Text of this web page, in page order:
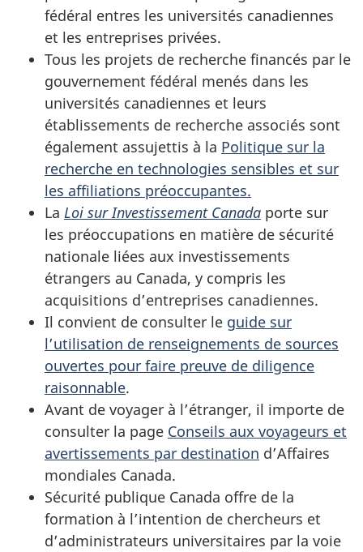
fédéral entres les universités canadiennes
et les entreprises privées.
Tous les projets de recherche financés par le
gouvernement fédéral menés dans les
universités canadiennes et leurs
établissements de recherche associés sont
également assujettis à la Politique sur la
recherche en technologies sensibles et sur
les affiliations préoccupantes.
La Loi sur Investissement Canada porte sur
les préoccupations en matière de sécurité
nationale liées aux investissements
étrangers au Canada, y compris les
acquisitions d’entreprises canadiennes.
Il convient de consulter le guide sur
l’utilisation de renseignements de sources
ouvertes pour faire preuve de diligence
raisonnable.
Avant de voyager à l’étranger, il importe de
consulter la page Conseils aux voyageurs et
avertissements par destination d’Affaires
mondiales Canada.
Sécurité publique Canada offre de la
formation à l’intention de chercheurs et
d’administrateurs universitaires par la voie